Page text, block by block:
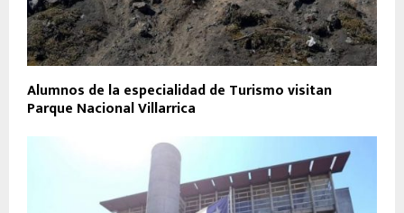
Alumnos de la especialidad de Turismo visitan
Parque Nacional Villarrica